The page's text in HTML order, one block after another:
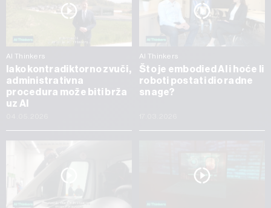
AI Thinkers
Iako kontradiktorno zvuči,
administrativna
procedura može biti brža
uz AI
AI Thinkers
Što je embodied AI i hoće li
roboti postati dio radne
snage?